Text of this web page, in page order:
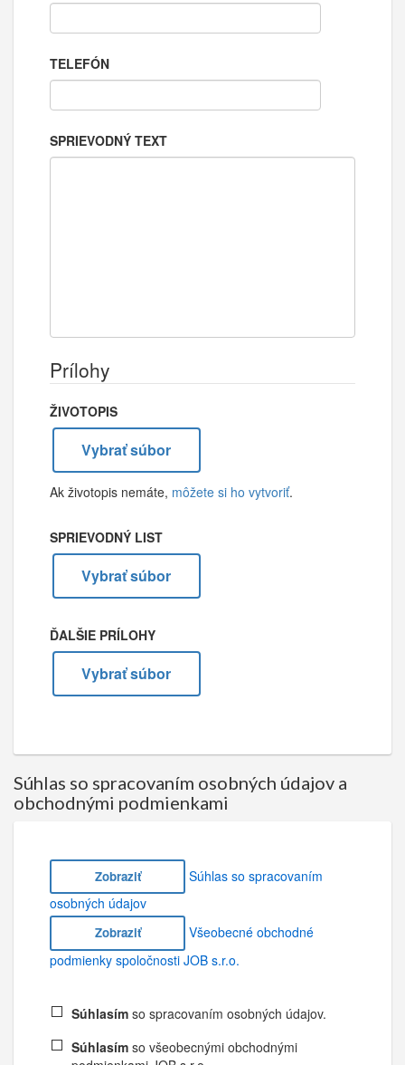
TELEFÓN
SPRIEVODNÝ TEXT
Prílohy
ŽIVOTOPIS
Vybrať súbor
Ak životopis nemáte, môžete si ho vytvoriť.
SPRIEVODNÝ LIST
Vybrať súbor
ĎALŠIE PRÍLOHY
Vybrať súbor
Súhlas so spracovaním osobných údajov a
obchodnými podmienkami
Zobraziť
Súhlas so spracovaním
osobných údajov
Zobraziť
Všeobecné obchodné
podmienky spoločnosti JOB s.r.o.
Súhlasím so spracovaním osobných údajov.
Súhlasím so všeobecnými obchodnými